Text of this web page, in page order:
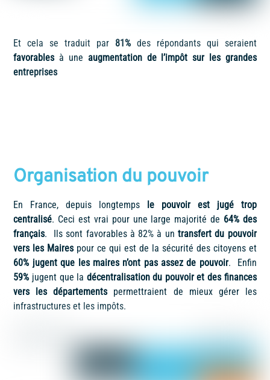
Et cela se traduit par 81%des répondants qui seraient
favorablesà une augmentation de l’impôt sur les grandes
entreprises
Organisation du pouvoir
En France, depuis longtemps le pouvoir est jugé trop
centralisé. Ceci est vrai pour une large majorité de 64% des
français. Ils sont favorables à 82% à untransfert du pouvoir
vers les Mairespour ce qui est de la sécurité des citoyens et
60% jugent que les maires n’ont pas assez de pouvoir. Enfin
59% jugent que la décentralisation du pouvoir et des finances
vers les départementspermettraient de mieux gérer les
infrastructures et les impôts.